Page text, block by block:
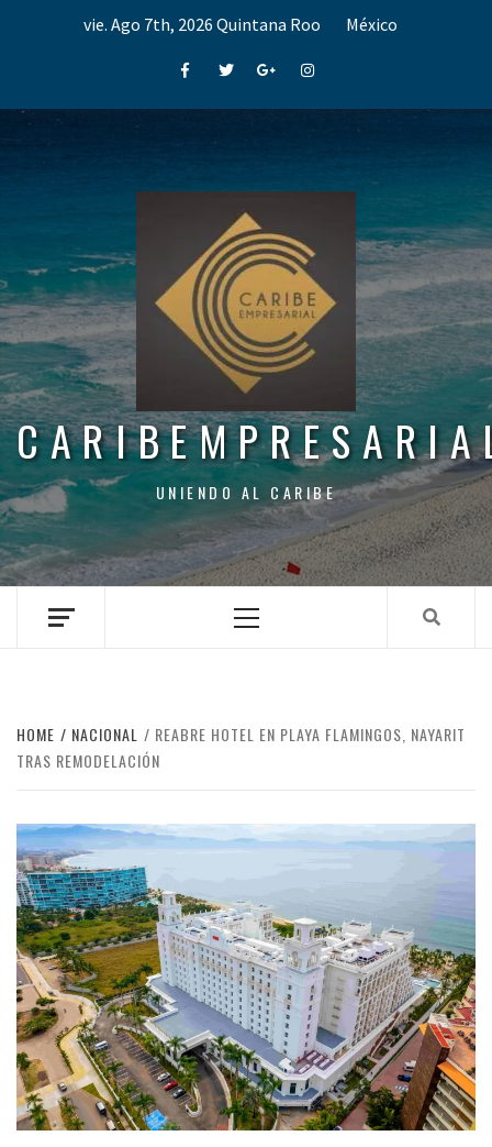
vie. Ago 7th, 2026 Quintana Roo México
FacebookTwitterGoogle+Instagram
UNIENDO AL CARIBE
Menu
HOME NACIONAL
REABRE HOTEL EN PLAYA FLAMINGOS, NAYARIT
TRAS REMODELACIÓN